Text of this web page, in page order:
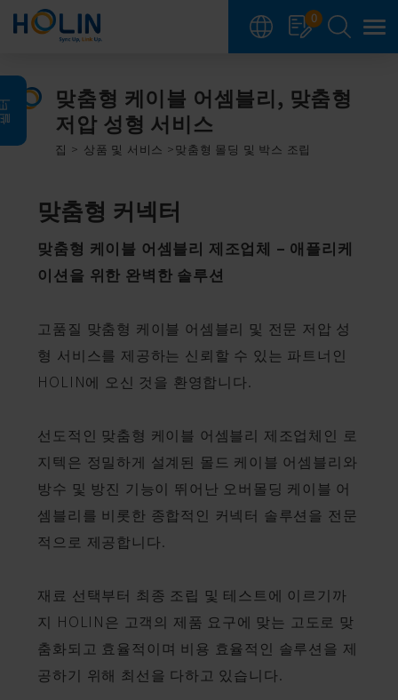
0
맞춤형 케이블 어셈블리, 맞춤형
저압 성형 서비스
집 상품 및 서비스 맞춤형 몰딩 및 박스 조립
맞춤형 커넥터
맞춤형 케이블 어셈블리 제조업체 – 애플리케
이션을 위한 완벽한 솔루션
고품질 맞춤형 케이블 어셈블리 및 전문 저압 성
형 서비스를 제공하는 신뢰할 수 있는 파트너인
HOLIN에 오신 것을 환영합니다.
선도적인 맞춤형 케이블 어셈블리 제조업체인 로
지텍은 정밀하게 설계된 몰드 케이블 어셈블리와
방수 및 방진 기능이 뛰어난 오버몰딩 케이블 어
셈블리를 비롯한 종합적인 커넥터 솔루션을 전문
적으로 제공합니다.
재료 선택부터 최종 조립 및 테스트에 이르기까
지 HOLIN은 고객의 제품 요구에 맞는 고도로 맞
춤화되고 효율적이며 비용 효율적인 솔루션을 제
공하기 위해 최선을 다하고 있습니다.
쿠키 관리 패널